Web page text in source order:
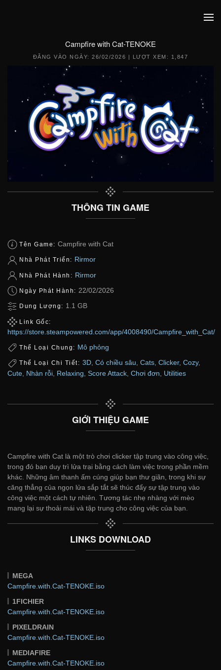
Campfire with Cat-TENOKE
ĐĂNG VÀO NGÀY:26/02/2026 | LƯỢT XEM: 1,847
THÔNG TIN GAME
Tên Game: Campfire with Cat
Nhà Phát Triển: Rirmor
Nhà Phát Hành: Rirmor
Ngày Phát Hành: 22/02/2026
Dung Lượng: 1.1 GB
Link Gốc:
https://store.steampowered.com/app/4008490/Campfire_with_Cat/
Thể Loại Chung: Mô phỏng
Thể Loại Chi Tiết: 3D, Có chiều sâu, Cats, Clicker, Cozy,
Cute Nhàn rỗi Relaxing Score Attack Chơi đơn Utilities
GIỚI THIỆU GAME
Campfire with Cat là một trò chơi clicker tập trung vào công việc,
trong đó bạn duy trì lửa trại bằng cách làm việc trong phần mềm
khác. Những âm thanh ấm cúng giúp bạn thư giãn, trong khi sự
căng thẳng của ngọn lửa sắp tắt sẽ thúc đẩy sự tập trung vào
công việc một cách tự nhiên. Tương tác nhẹ nhàng với mèo
mang lại sự thoải mái và tập trung cho công việc của bạn.
LINKS DOWNLOAD
MEGA
Campfire.with.Cat-TENOKE.iso
1FICHIER
Campfire.with.Cat-TENOKE.iso
PIXELDRAIN
Campfire.with.Cat-TENOKE.iso
MEDIAFIRE
Campfire.with.Cat-TENOKE.iso